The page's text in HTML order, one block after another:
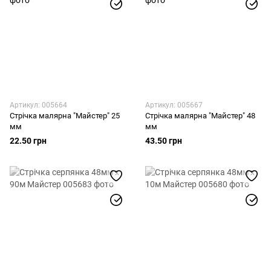
Артикул: 005664
Стрічка малярна "Майстер" 25
мм
22.50 грн
Артикул: 005667
Стрічка малярна "Майстер" 48
мм
43.50 грн